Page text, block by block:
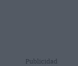
Publicidad